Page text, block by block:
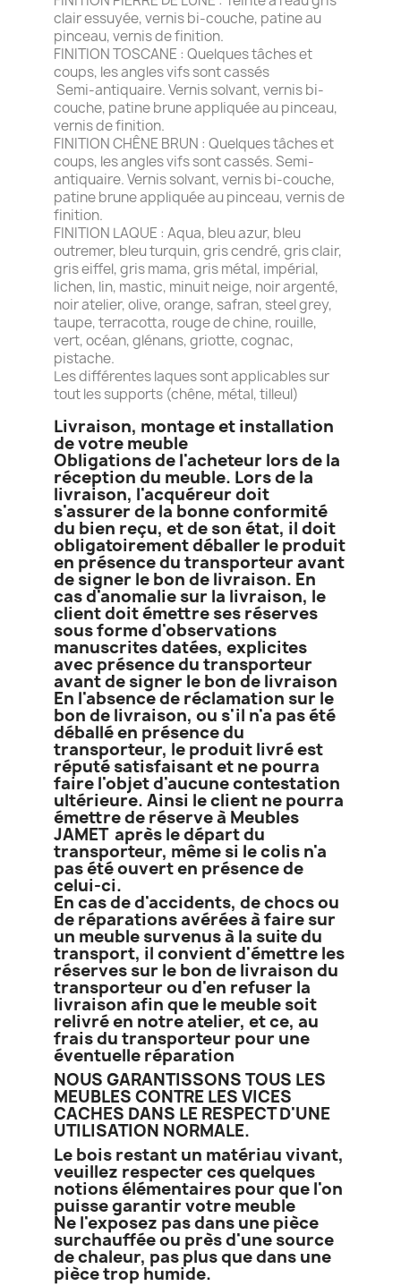
clair essuyée, vernis bi-couche, patine au
pinceau, vernis de finition.
FINITION TOSCANE : Quelques tâches et
coups, les angles vifs sont cassés
Semi-antiquaire. Vernis solvant, vernis bi-
couche, patine brune appliquée au pinceau,
vernis de finition.
FINITION CHÊNE BRUN : Quelques tâches et
coups, les angles vifs sont cassés. Semi-
antiquaire. Vernis solvant, vernis bi-couche,
patine brune appliquée au pinceau, vernis de
finition.
FINITION LAQUE : Aqua, bleu azur, bleu
outremer, bleu turquin, gris cendré, gris clair,
gris eiffel, gris mama, gris métal, impérial,
lichen, lin, mastic, minuit neige, noir argenté,
noir atelier, olive, orange, safran, steel grey,
taupe, terracotta, rouge de chine, rouille,
vert, océan, glénans, griotte, cognac,
pistache.
Les différentes laques sont applicables sur
tout les supports (chêne, métal, tilleul)
Livraison, montage et installation
de votre meuble
Obligations de l'acheteur lors de la
réception du meuble. Lors de la
livraison, l'acquéreur doit
s'assurer de la bonne conformité
du bien reçu, et de son état, il doit
obligatoirement déballer le produit
en présence du transporteur avant
de signer le bon de livraison. En
cas d'anomalie sur la livraison, le
client doit émettre ses réserves
sous forme d'observations
manuscrites datées, explicites
avec présence du transporteur
avant de signer le bon de livraison
En l'absence de réclamation sur le
bon de livraison, ou s'il n'a pas été
déballé en présence du
transporteur, le produit livré est
réputé satisfaisant et ne pourra
faire l'objet d'aucune contestation
ultérieure. Ainsi le client ne pourra
émettre de réserve à Meubles
JAMET après le départ du
transporteur, même si le colis n'a
pas été ouvert en présence de
celui-ci.
En cas de d'accidents, de chocs ou
de réparations avérées à faire sur
un meuble survenus à la suite du
transport, il convient d'émettre les
réserves sur le bon de livraison du
transporteur ou d'en refuser la
livraison afin que le meuble soit
relivré en notre atelier, et ce, au
frais du transporteur pour une
éventuelle réparation
NOUS GARANTISSONS TOUS LES
MEUBLES CONTRE LES VICES
CACHES DANS LE RESPECT D'UNE
UTILISATION NORMALE.
Le bois restant un matériau vivant,
veuillez respecter ces quelques
notions élémentaires pour que l'on
puisse garantir votre meuble
Ne l'exposez pas dans une pièce
surchauffée ou près d'une source
de chaleur, pas plus que dans une
pièce trop humide.